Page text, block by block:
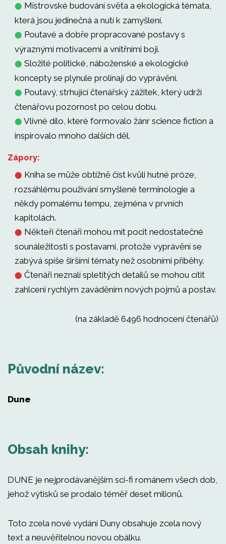
⬤ Mistrovské budování světa a ekologická témata,
která jsou jedinečná a nutí k zamyšlení.
⬤ Poutavé a dobře propracované postavy s
výraznými motivacemi a vnitřními boji.
⬤ Složité politické, náboženské a ekologické
koncepty se plynule prolínají do vyprávění.
⬤ Poutavý, strhující čtenářský zážitek, který udrží
čtenářovu pozornost po celou dobu.
⬤ Vlivné dílo, které formovalo žánr science fiction a
inspirovalo mnoho dalších děl.
Zápory:
⬤ Kniha se může obtížně číst kvůli hutné próze,
rozsáhlému používání smyšlené terminologie a
někdy pomalému tempu, zejména v prvních
kapitolách.
⬤ Někteří čtenáři mohou mít pocit nedostatečné
sounáležitosti s postavami, protože vyprávění se
zabývá spíše širšími tématy než osobními příběhy.
⬤ Čtenáři neznalí spletitých detailů se mohou cítit
zahlceni rychlým zaváděním nových pojmů a postav.
(na základě 6496 hodnocení čtenářů)
Původní název:
Dune
Obsah knihy:
DUNE je nejprodávanějším sci-fi románem všech dob,
jehož výtisků se prodalo téměř deset milionů.
Toto zcela nové vydání Duny obsahuje zcela nový
text a neuvěřitelnou novou obálku.